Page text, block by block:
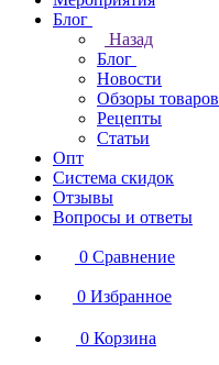
Блог
Назад
Блог
Новости
Обзоры товаров
Рецепты
Статьи
Опт
Система скидок
Отзывы
Вопросы и ответы
0 Сравнение
0 Избранное
0 Корзина